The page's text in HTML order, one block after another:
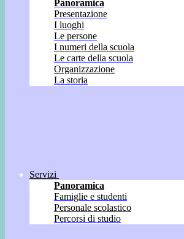
Panoramica
Presentazione
I luoghi
Le persone
I numeri della scuola
Le carte della scuola
Organizzazione
La storia
Servizi
Panoramica
Famiglie e studenti
Personale scolastico
Percorsi di studio